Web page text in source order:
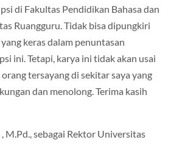
di Fakultas Pendidikan Bahasa dan
Ruangguru. Tidak bisa dipungkiri
keras dalam penuntasan
ini. Tetapi, karya ini tidak akan usai
tersayang di sekitar saya yang
dan menolong. Terima kasih
M.Pd., sebagai Rektor Universitas